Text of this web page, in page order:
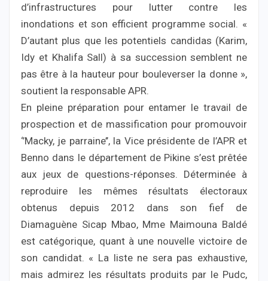
d’infrastructures pour lutter contre les
inondations et son efficient programme social. «
D’autant plus que les potentiels candidas (Karim,
Idy et Khalifa Sall) à sa succession semblent ne
pas être à la hauteur pour bouleverser la donne »,
soutient la responsable APR.
En pleine préparation pour entamer le travail de
prospection et de massification pour promouvoir
‘’Macky, je parraine’’, la Vice présidente de l’APR et
Benno dans le département de Pikine s’est prêtée
aux jeux de questions-réponses. Déterminée à
reproduire les mêmes résultats électoraux
obtenus depuis 2012 dans son fief de
Diamaguène Sicap Mbao, Mme Maimouna Baldé
est catégorique, quant à une nouvelle victoire de
son candidat. « La liste ne sera pas exhaustive,
mais admirez les résultats produits par le Pudc,